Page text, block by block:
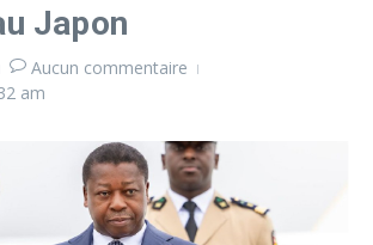
Japon
Aucun commentaire
am